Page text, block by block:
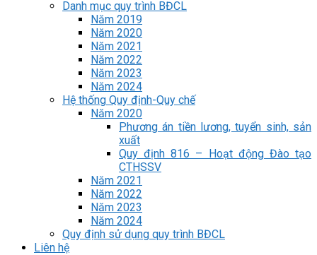
Danh mục quy trình BĐCL
Năm 2019
Năm 2020
Năm 2021
Năm 2022
Năm 2023
Năm 2024
Hệ thống Quy định-Quy chế
Năm 2020
Phương án tiền lương, tuyển sinh, sản
xuất
Quy định 816 – Hoạt động Đào tạo
CTHSSV
Năm 2021
Năm 2022
Năm 2023
Năm 2024
Quy định sử dụng quy trình BĐCL
Liên hệ